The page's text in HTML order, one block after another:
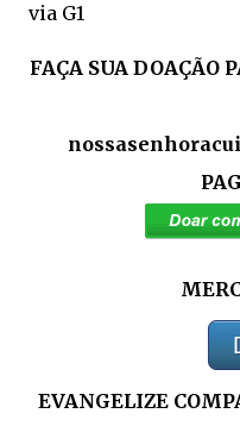
via G1
FAÇA SUA DOAÇÃO
EVANGELIZE